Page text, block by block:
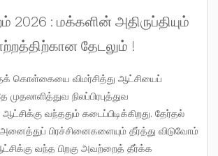
2026 : மக்களின் அதிருப்தியும்
தேடலும் !
முதலாளித்துவ நிலப்பிரபுத்துவ
வந்ததும் கடைப்பிடிக்கிறது. தேர்தல்
அனைத்துப் பிரச்சினைகளையும் தீர்த்து விடுவோம்
வந்த பிறகு அவற்றைத் தீர்க்க